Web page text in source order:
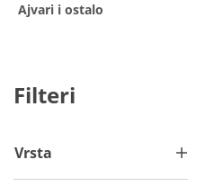
Ajvari i ostalo
Filteri
Vrsta